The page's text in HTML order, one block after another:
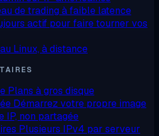
de trading à faible latence
actif pour faire tourner vos
Linux, à distance
Plans à gros disque
Démarrez votre propre image
IP, non partagée
Plusieurs IPv4 par serveur